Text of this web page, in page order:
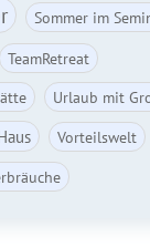
Sommer im
TeamRetreat
Urlaub mit
Vorteilswelt